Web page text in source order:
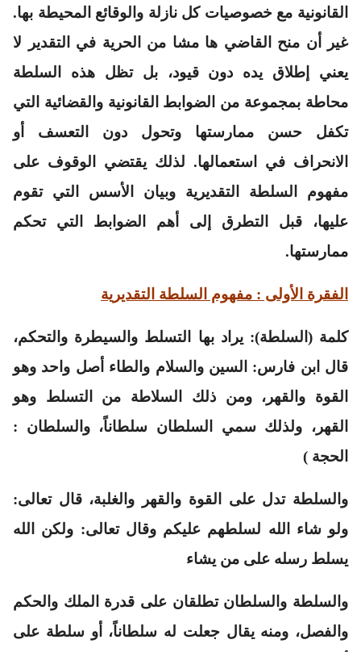
القانونية مع خصوصيات كل نازلة والوقائع المحيطة بها.
غير أن منح القاضي ها مشا من الحرية في التقدير لا
يعني إطلاق يده دون قيود، بل تظل هذه السلطة
محاطة بمجموعة من الضوابط القانونية والقضائية التي
تكفل حسن ممارستها وتحول دون التعسف أو
الانحراف في استعمالها. لذلك يقتضي الوقوف على
مفهوم السلطة التقديرية وبيان الأسس التي تقوم
عليها، قبل التطرق إلى أهم الضوابط التي تحكم
ممارستها.
الفقرة الأولى : مفهوم السلطة التقديرية
كلمة(السلطة): يراد بها التسلط والسيطرة والتحكم،
قال ابن فارس: السين والسلام والطاء أصل واحد وهو
القوة والقهر، ومن ذلك السلاطة من التسلط وهو
القهر، ولذلك سمي السلطان سلطاناً، والسلطان :
الحجة )
والسلطة تدل على القوة والقهر والغلبة، قال تعالى:
ولو شاء الله لسلطهم عليكم وقال تعالى: ولكن الله
يسلط رسله على من يشاء
والسلطة والسلطان تطلقان على قدرة الملك والحكم
والفصل، ومنه يقال جعلت له سلطاناً، أو سلطة على